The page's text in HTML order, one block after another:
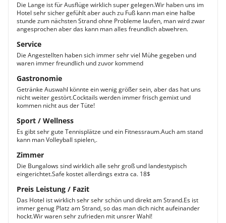
Die Lange ist für Ausflüge wirklich super gelegen.Wir haben uns im
Hotel sehr sicher gefühlt aber auch zu Fuß kann man eine halbe
stunde zum nächsten Strand ohne Probleme laufen, man wird zwar
angesprochen aber das kann man alles freundlich abwehren.
Service
Die Angestellten haben sich immer sehr viel Mühe gegeben und
waren immer freundlich und zuvor kommend
Gastronomie
Getränke Auswahl könnte ein wenig größer sein, aber das hat uns
nicht weiter gestört.Cocktails werden immer frisch gemixt und
kommen nicht aus der Tüte!
Sport / Wellness
Es gibt sehr gute Tennisplätze und ein Fitnessraum.Auch am stand
kann man Volleyball spielen,.
Zimmer
Die Bungalows sind wirklich alle sehr groß und landestypisch
eingerichtet.Safe kostet allerdings extra ca. 18$
Preis Leistung / Fazit
Das Hotel ist wirklich sehr sehr schön und direkt am Strand.Es ist
immer genug Platz am Strand, so das man dich nicht aufeinander
hockt.Wir waren sehr zufrieden mit unsrer Wahl!